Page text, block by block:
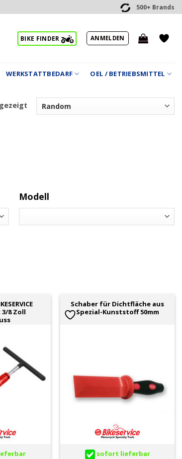
500+ Brands
BIKE FINDER ANMELDEN
WERKSTATTBEDARF OEL / BETRIEBSMITTEL
Modell
8 Zoll
Schaber für Dichtfläche aus
Spezial-Kunststoff 50mm
sofort lieferbar